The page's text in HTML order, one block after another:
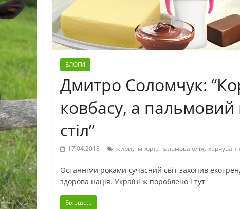
БЛОГИ
Дмитро Соломчук:
ковбасу, а
стіл”
17.04.2018 жири, імпорт, пальмова олія,
Останніми роками сучасний світ захопив
здорова нація. Україні ж пороблено і тут
Більше...